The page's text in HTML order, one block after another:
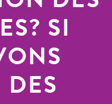
SI
DES